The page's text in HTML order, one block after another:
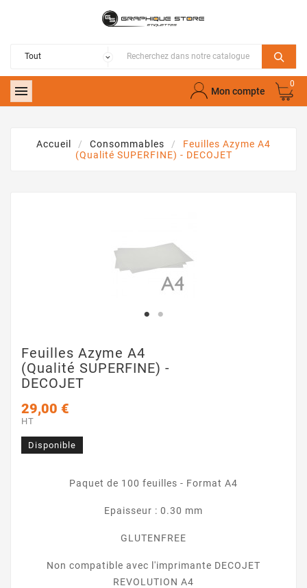
 Mon compte
0
Accueil Consommables
Feuilles Azyme A4
(qualité SUPERFINE) - DECOJET
Feuilles Azyme A4
(qualité SUPERFINE) -
DECOJET
29,00 €
HT
Disponible
Paquet de 100 feuilles - Format A4
Epaisseur : 0.30 mm
GLUTENFREE
Non compatible avec l'imprimante DECOJET
REVOLUTION A4